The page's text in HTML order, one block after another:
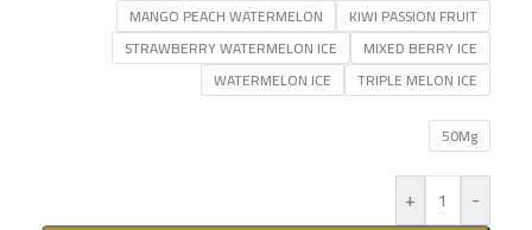
KIWI PASSION FRUIT
MANGO PEACH WATERMELON
MIXED BERRY ICE
STRAWBERRY WATERMELON ICE
TRIPLE MELON ICE
WATERMELON ICE
50Mg
-
+